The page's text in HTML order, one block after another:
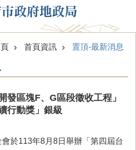
首頁資訊 置頂-最新消息
發區塊F、G區段徵收工程」
行動獎」銀級
於113年8月8日舉辦「第四屆台